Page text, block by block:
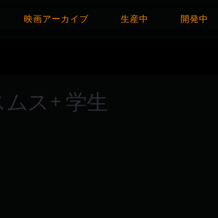
映画アーカイブ 生産中 開発中
ス+ 学生